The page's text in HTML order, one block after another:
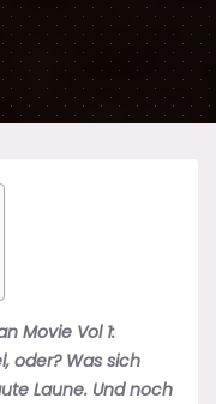
Movie Vol 1:
oder? Was sich
Laune. Und noch